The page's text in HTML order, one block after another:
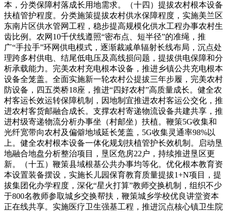
本，分类保障村落成长用地需求。（十四）提拔农村根本设备
扶植管护程度。分类施策提拔农村供水保障程度，实施美兰区
东南片区供水管网工程，稳步提高规模化供水工程办事农村生
齿比例。农网10千伏线遵照“密布点、短半径”的准绳，推
广“手拉手”环网供电模式，逐渐裁减单辐射长线布局，沉点处
理跨多村供电、结尾低电压及高线损问题，提拔供电保障和分
析承载能力。完美农村充电根本设备，推进乡镇公共充电根本
设备全笼盖。全面实施新一轮农村公提拔三年步履，完美农村
防设备，四五类桥18座，推进“四好农村”高质量成长。健全农
村客运长效运转保障机制，因地制宜推进农村客运公交化，推
进农村客货邮融合成长。支撑农村寄递物流设备共建共享，推
进村级寄递物流分析办事坐（村邮坐）扶植。鞭策5G收集和
光纤宽带向农村及偏僻地域延长笼盖，5G收集灵通率98%以
上。健全农村根本设备一体化规划扶植管护长效机制。启动垦
地融合地盘分析整治项目，垦区危房22户，持续推进垦区更
新。（十五）鞭策县域根基公共办事均等化。优化根本教育资
本设置装备摆设，实施长儿园保育教育质量提拔1+N项目，提
拔集团化办学程度，深化“星火打算”教师交换机制，组织不少
于800名教师参取城乡交换帮扶，鞭策城乡学校优良讲堂资本
正在线共享。实施医疗卫生强基工程，推进沉点核心镇卫生院